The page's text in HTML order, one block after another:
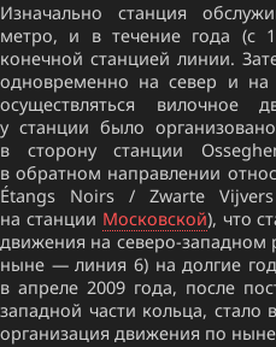
Изначально станция
метро, и в течение года (с
конечной станцией линии.
одновременно на север и
осуществляться вилочное
у станции было
в сторону станции
в обратном направлении
Étangs Noirs / Zwarte
на станции Московской), что
движения на северо-западном
ныне — линия 6) на долгие
в апреле 2009 года, после
западной части кольца,
организация движения по